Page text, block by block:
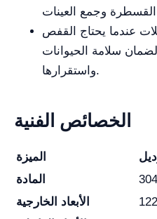
عندما يحتاج القفص
لضمان سلامة الحيوانات
واستقرارها.
الخصائص الفنية
الميزة
المادة
الأبعاد الخارجية